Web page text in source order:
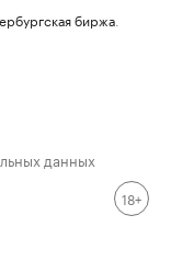
биржа
данных
18+